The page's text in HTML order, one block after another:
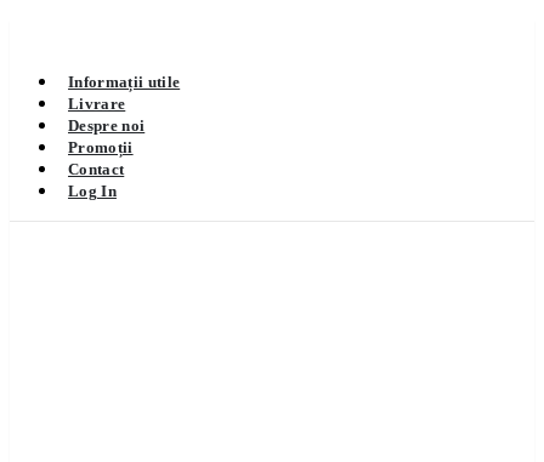
Informații utile
Livrare
Despre noi
Promoții
Contact
Log In